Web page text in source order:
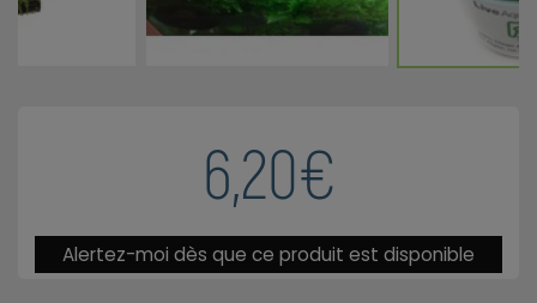
6,20€
Alertez-moi dès que ce produit est disponible